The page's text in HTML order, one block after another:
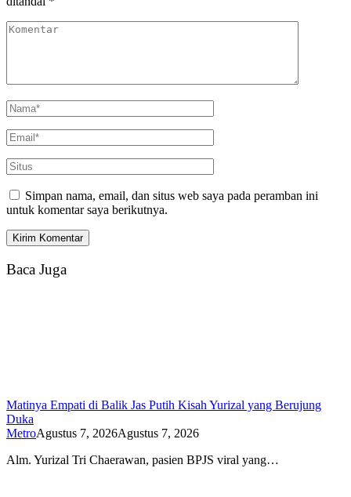
Simpan nama, email, dan situs web saya pada peramban ini
untuk komentar saya berikutnya.
Baca Juga
Matinya Empati di Balik Jas Putih Kisah Yurizal yang Berujung
Duka
MetroAgustus 7, 2026Agustus 7, 2026
Alm. Yurizal Tri Chaerawan, pasien BPJS viral yang…